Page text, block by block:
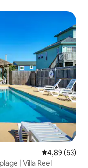
Évaluation
4,89 (53)
| Villa Reel